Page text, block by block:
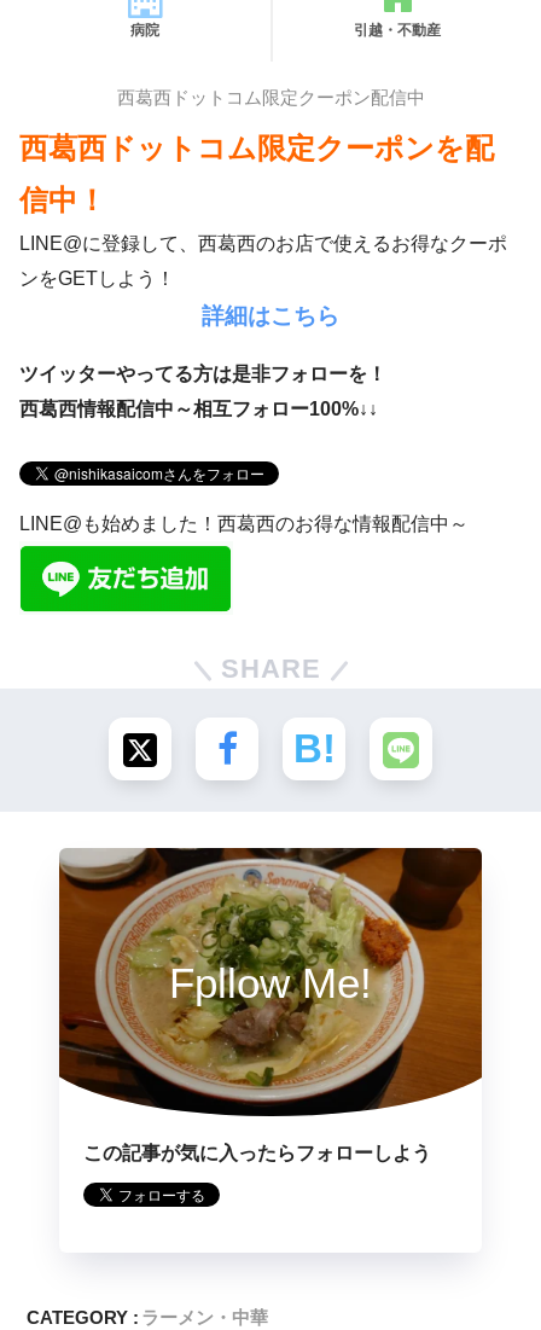
病院 引越・不動産
西葛西ドットコム限定クーポン配信中
西葛西ドットコム限定クーポンを配
信中！
LINE@に登録して、西葛西のお店で使えるお得なクーポ
ンをGETしよう！
詳細はこちら
ツイッターやってる方は是非フォローを！
西葛西情報配信中～相互フォロー100%↓↓
LINE@も始めました！西葛西のお得な情報配信中～
SHARE
Fpllow Me!
この記事が気に入ったらフォローしよう
CATEGORY : ラーメン・中華